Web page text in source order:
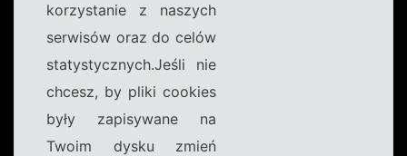
korzystanie z naszych
serwisów oraz do celów
statystycznych.Jeśli nie
chcesz, by pliki cookies
były zapisywane na
Twoim dysku zmień